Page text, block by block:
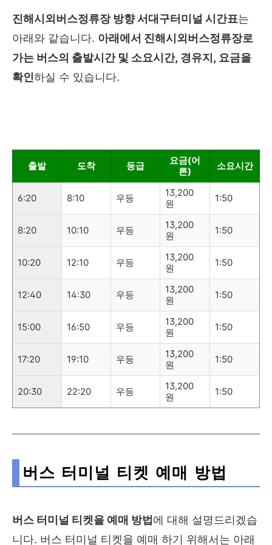
진해시외버스정류장방향 서대구터미널 시간표는
아래와 같습니다. 아래에서 진해시외버스정류장로
가는 버스의 출발시간 및 소요시간, 경유지, 요금을
확인하실 수 있습니다.
출발 도착 등급
요금(어
른)
소요시간
6:20 8:10 우등
13,200
원
1:50
8:20 10:10 우등
13,200
원
1:50
10:20 12:10 우등
13,200
원
1:50
12:40 14:30 우등
13,200
원
1:50
15:00 16:50 우등
13,200
원
1:50
17:20 19:10 우등
13,200
원
1:50
20:30 22:20 우등
13,200
원
1:50
버스 터미널 티켓 예매 방법
버스 터미널 티켓을 예매 방법에 대해 설명드리겠습
니다. 버스 터미널 티켓을 예매 하기 위해서는 아래